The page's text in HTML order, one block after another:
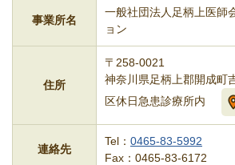
事業所名
一般社団法人足柄上医師
ョン
住所
〒258-0021
神奈川県足柄上郡開成町
区休日急患診療所内
連絡先
Tel： 0465-83-5992
Fax：0465-83-6172